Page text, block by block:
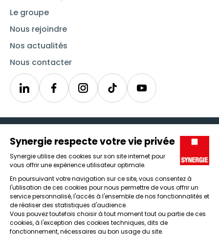
Le groupe
Nous rejoindre
Nos actualités
Nous contacter
LinkedinSynergieInstagramTikTok Youtube
Icône d'illustration
Candidats
Entreprises
Icône d'illustration
Nos agences
Icône d'illustration
Conditions générales d'utilisation et mentions légales
Protection des données
Lanceur d'alertes